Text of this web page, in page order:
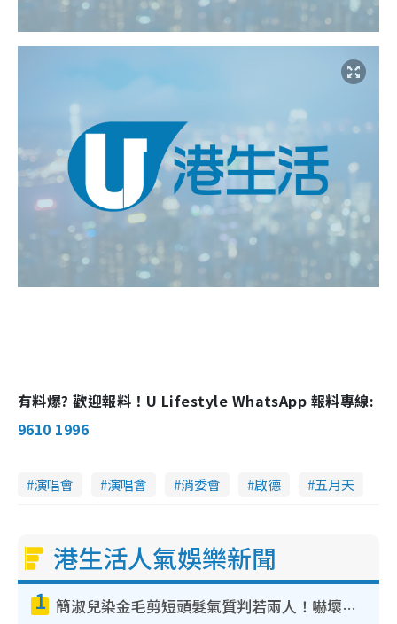
有料爆? 歡迎報料！U Lifestyle WhatsApp 報料專線:
9610 1996
演唱會 演唱會 消委會 啟德 五月天
港生活人氣娛樂新聞
1 簡淑兒染金毛剪短頭髮氣質判若兩人！嚇壞老公麥大力都認唔出：「你做咩事？」